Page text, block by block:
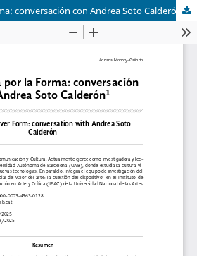
conversación con Andrea Soto Calderón